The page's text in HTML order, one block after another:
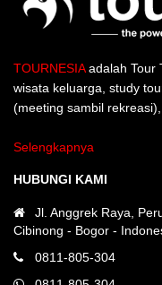
TOURNESIAadalah Tour
wisata keluarga, study
(meeting sambil
Selengkapnya
HUBUNGI KAMI
Jl. Anggrek Raya,
Cibinong - Bogor -
0811-805-304